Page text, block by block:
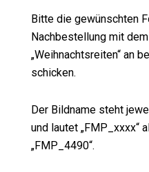
Bitte die gewünschten
Nachbestellung mit
„Weihnachtsreiten“ an
schicken.
Der Bildname steht
und lautet „FMP_xxxx“
„FMP_4490“.